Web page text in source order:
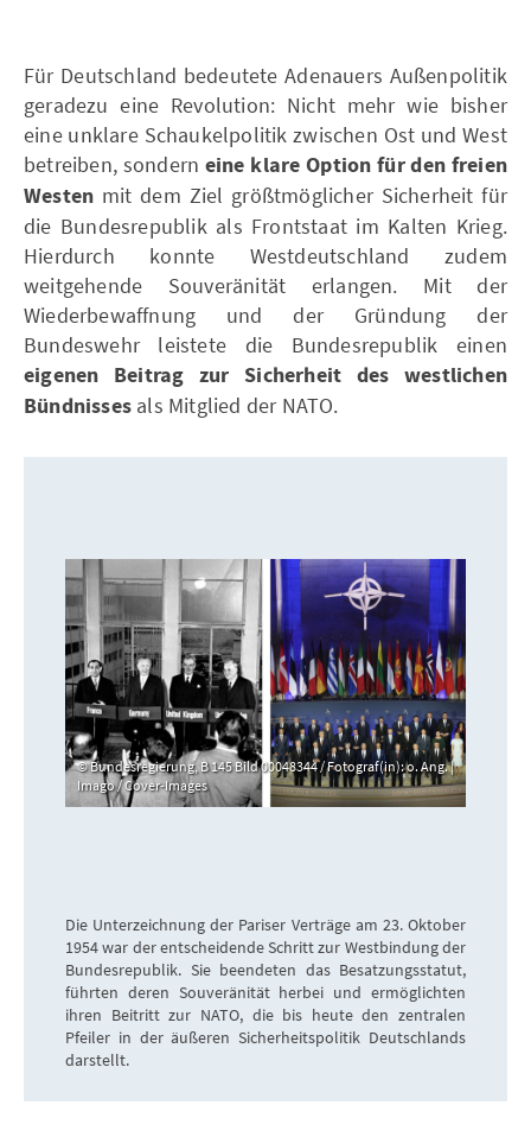
Für Deutschland bedeutete Adenauers Außenpolitik
geradezu eine Revolution: Nicht mehr wie bisher
eine unklare Schaukelpolitik zwischen Ost und West
betreiben, sondern eine klare Option für den freien
Westen mit dem Ziel größtmöglicher Sicherheit für
die Bundesrepublik als Frontstaat im Kalten Krieg.
Hierdurch konnte Westdeutschland zudem
weitgehende Souveränität erlangen. Mit der
Wiederbewaffnung und der Gründung der
Bundeswehr leistete die Bundesrepublik einen
eigenen Beitrag zur Sicherheit des westlichen
Bündnisses als Mitglied der NATO.
Bundesregierung, B 145 Bild 00048344 / Fotograf(in): o. Ang. |
Imago / Cover-Images
Die Unterzeichnung der Pariser Verträge am 23. Oktober
1954 war der entscheidende Schritt zur Westbindung der
Bundesrepublik. Sie beendeten das Besatzungsstatut,
führten deren Souveränität herbei und ermöglichten
ihren Beitritt zur NATO, die bis heute den zentralen
Pfeiler in der äußeren Sicherheitspolitik Deutschlands
darstellt.